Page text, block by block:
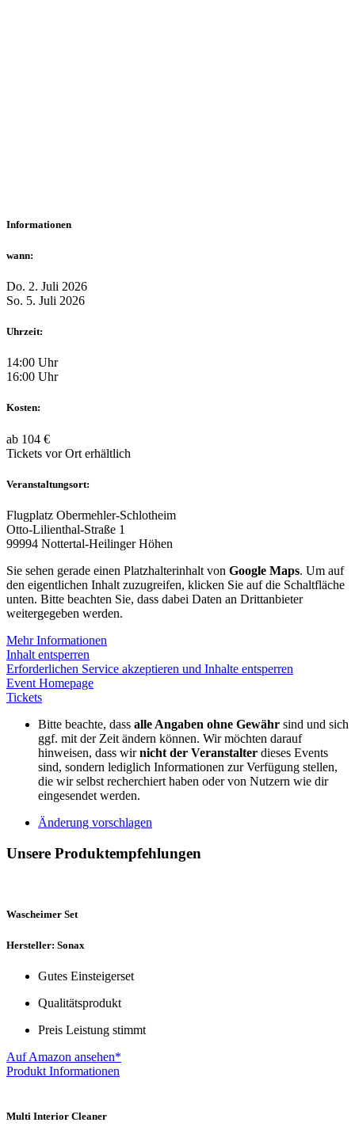
Informationen
wann:
Do. 2. Juli 2026
So. 5. Juli 2026
Uhrzeit:
14:00 Uhr
16:00 Uhr
Kosten:
ab 104 €
Tickets vor Ort erhältlich
Veranstaltungsort:
Flugplatz Obermehler-Schlotheim
Otto-Lilienthal-Straße 1
99994 Nottertal-Heilinger Höhen
Sie sehen gerade einen Platzhalterinhalt von Google Maps. Um auf
den eigentlichen Inhalt zuzugreifen, klicken Sie auf die Schaltfläche
unten. Bitte beachten Sie, dass dabei Daten an Drittanbieter
weitergegeben werden.
Mehr Informationen
Inhalt entsperren
Erforderlichen Service akzeptieren und Inhalte entsperren
Event Homepage
Tickets
Bitte beachte, dass alle Angaben ohne Gewähr sind und sich
ggf. mit der Zeit ändern können. Wir möchten darauf
hinweisen, dass wirnicht der Veranstalter dieses Events
sind, sondern lediglich Informationen zur Verfügung stellen,
die wir selbst recherchiert haben oder von Nutzern wie dir
eingesendet werden.
Änderung vorschlagen
Unsere Produktempfehlungen
Wascheimer Set
Hersteller: Sonax
Gutes Einsteigerset
Qualitätsprodukt
Preis Leistung stimmt
Auf Amazon ansehen*
Produkt Informationen
Multi Interior Cleaner